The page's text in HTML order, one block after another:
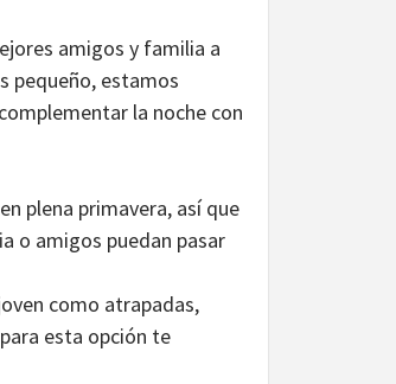
amigos y familia a
pequeño, estamos
la noche con
plena primavera, así que
o amigos puedan pasar
como atrapadas,
esta opción te